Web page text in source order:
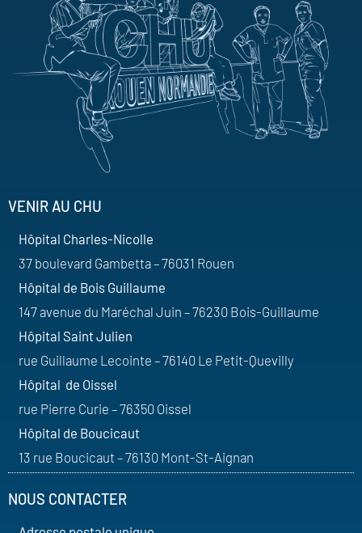
VENIR AU CHU
Hôpital Charles-Nicolle
37 boulevard Gambetta – 76031 Rouen
Hôpital de Bois Guillaume
147 avenue du Maréchal Juin – 76230 Bois-Guillaume
Hôpital Saint Julien
rue Guillaume Lecointe – 76140 Le Petit-Quevilly
Hôpital de Oissel
rue Pierre Curie – 76350 Oissel
Hôpital de Boucicaut
13 rue Boucicaut – 76130 Mont-St-Aignan
NOUS CONTACTER